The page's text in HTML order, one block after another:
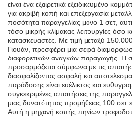
είναι ένα εξαιρετικά εξειδικευμένο
για ακριβή κοπή και επεξεργασία
ποσότητα παραγγελίας μόνο 1 σετ,
τόσο μικρής κλίμακας λειτουργίες όσο
κατασκευαστές. Με τιμή μεταξύ
Γιουάν, προσφέρει μια σειρά
διαφορετικών αναγκών παραγωγής. Η
προσαρμόζεται σύμφωνα με τις
διασφαλίζοντας ασφαλή και
παράδοσης είναι ευέλικτος και
συγκεκριμένες απαιτήσεις της
μιας δυνατότητας προμήθειας 100 σετ
Αυτή η μηχανή κοπής πηνίων